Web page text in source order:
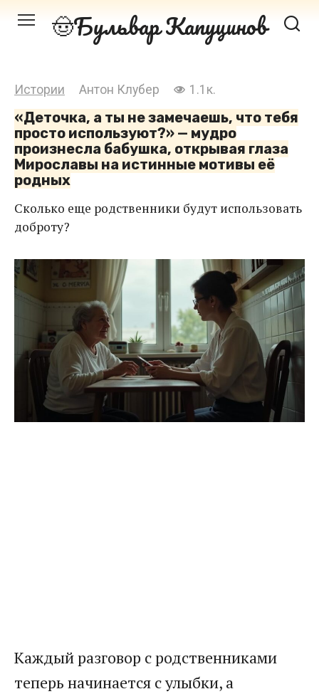
Перейти Бульвар Капуцинов
Истории Антон Клубер 1.1к.
«Деточка, а ты не замечаешь, что тебя
просто используют?» — мудро
произнесла бабушка, открывая глаза
Мирославы на истинные мотивы её
родных
Сколько еще родственники будут использовать
доброту?
Каждый разговор с родственниками
теперь начинается с улыбки, а